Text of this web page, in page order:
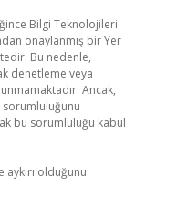
Bilgi Teknolojileri
onaylanmış bir Yer
Bu nedenle,
denetleme veya
Ancak,
sorumluluğunu
bu sorumluluğu kabul
olduğunu